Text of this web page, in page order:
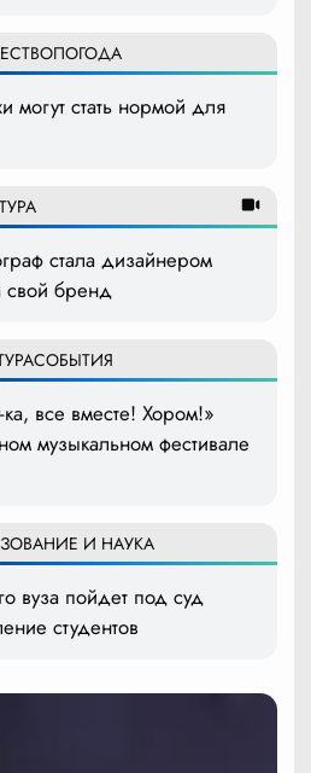
ПОГОДА
могут стать нормой для
стала дизайнером
бренд
СОБЫТИЯ
все вместе! Хором!»
музыкальном фестивале
И НАУКА
вуза пойдет под суд
студентов